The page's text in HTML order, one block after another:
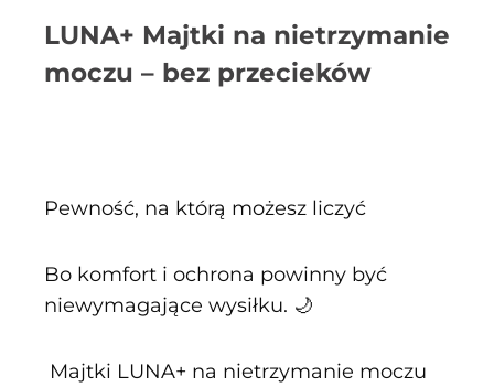
LUNA+ Majtki na nietrzymanie
moczu – bez przecieków
Pewność, na którą możesz liczyć
Bo komfort i ochrona powinny być
niewymagające wysiłku. 🌙
Majtki LUNA+ na nietrzymanie moczu